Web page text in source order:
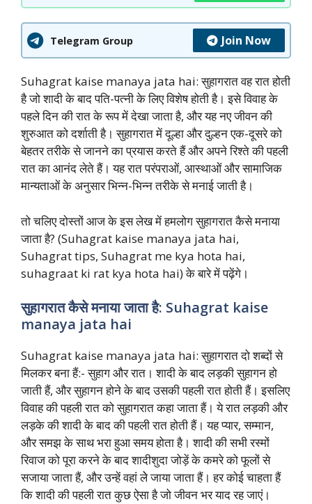
Telegram Group Join Now
Suhagrat kaise manaya jata hai: सुहागरात वह रात होती
है जो शादी के बाद पति-पत्नी के लिए विशेष होती है। इसे विवाह के
पहले दिन की रात के रूप में देखा जाता है, और यह नए जीवन की
शुरुआत को दर्शाती है। सुहागरात में दूल्हा और दुल्हन एक-दूसरे को
बेहतर तरीके से जानने का प्रयास करते हैं और अपने रिश्ते की पहली
रात का आनंद लेते हैं। यह रात परंपराओं, आस्थाओं और सामाजिक
मान्यताओं के अनुसार भिन्न-भिन्न तरीके से मनाई जाती है।
तो चलिए दोस्तों आज के इस लेख में हमलोग सुहागरात कैसे मनाया
जाता है? (Suhagrat kaise manaya jata hai,
Suhagrat tips, Suhagrat me kya hota hai,
suhagraat ki rat kya hota hai) के बारे में पढ़ेंगे।
सुहागरात कैसे मनाया जाता है: Suhagrat kaise
manaya jata hai
Suhagrat kaise manaya jata hai: सुहागरात दो शब्दों से
मिलकर बना हैं:- सुहाग और रात। शादी के बाद लड़की सुहागन हो
जाती हैं, और सुहागन होने के बाद उसकी पहली रात होती हैं। इसलिए
विवाह की पहली रात को सुहागरात कहा जाता हैं। ये रात लड़की और
लड़के की शादी के बाद की पहली रात होती हैं। यह प्यार, सम्मान,
और समझ के साथ भरा हुआ समय होता है। शादी की सभी रस्मों
रिवाज को पूरा करने के बाद शादीशुदा जोड़ें के कमरे को फूलों से
सजाया जाता हैं, और उन्हें वहां लेे जाया जाता हैं। हर कोई चाहता हैं
कि शादी की पहली रात कुछ ऐसा है जो जीवन भर याद रह जाएं।